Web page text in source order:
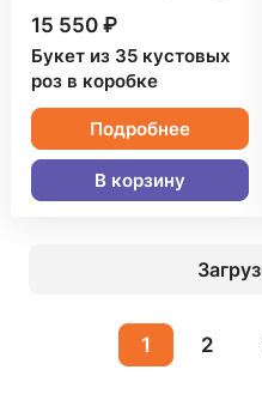
15 550 ₽
Букет из 35 кустовых
роз в коробке
Подробнее
В корзину
1 2